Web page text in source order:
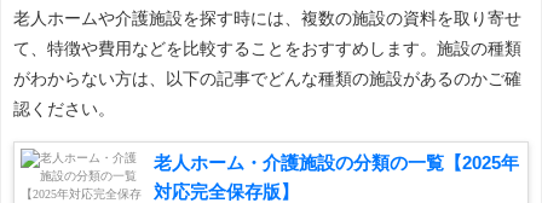
老人ホームや介護施設を探す時には、複数の施設の資料を取り寄せ
て、特徴や費用などを比較することをおすすめします。施設の種類
がわからない方は、以下の記事でどんな種類の施設があるのかご確
認ください。
老人ホーム・介護施設の分類の一覧【2025年
対応完全保存版】